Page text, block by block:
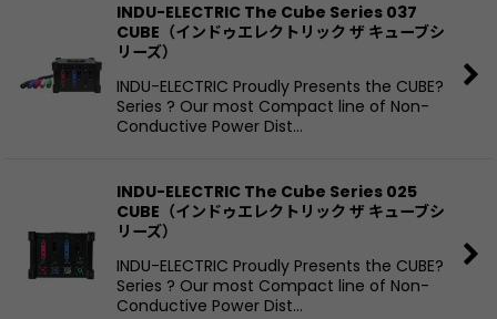
INDU-ELECTRIC The Cube Series 037
CUBE（インドゥエレクトリック ザ キューブシ
リーズ）
INDU-ELECTRIC Proudly Presents the CUBE?
Series ? Our most Compact line of Non-
Conductive Power Dist…
INDU-ELECTRIC The Cube Series 025
CUBE（インドゥエレクトリック ザ キューブシ
リーズ）
INDU-ELECTRIC Proudly Presents the CUBE?
Series ? Our most Compact line of Non-
Conductive Power Dist…